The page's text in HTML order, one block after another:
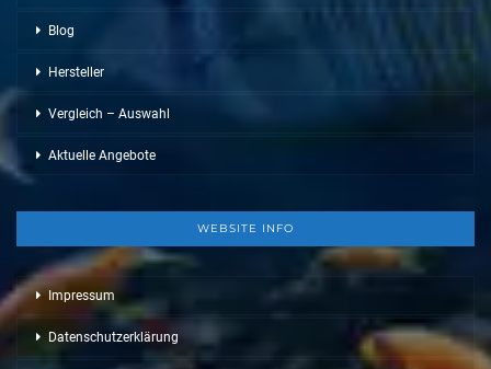
Blog
Hersteller
Vergleich – Auswahl
Aktuelle Angebote
WEBSITE INFO
Impressum
Datenschutzerklärung